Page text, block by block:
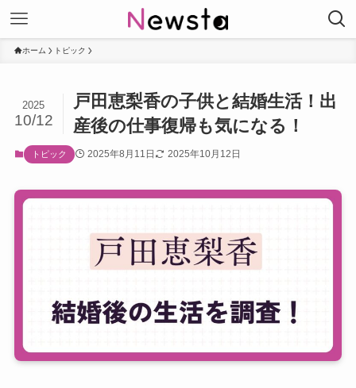
ホーム トピック
戸田恵梨香の子供と結婚生活！出
産後の仕事復帰も気になる！
2025
10/12
トピック 2025年8月11日 2025年10月12日